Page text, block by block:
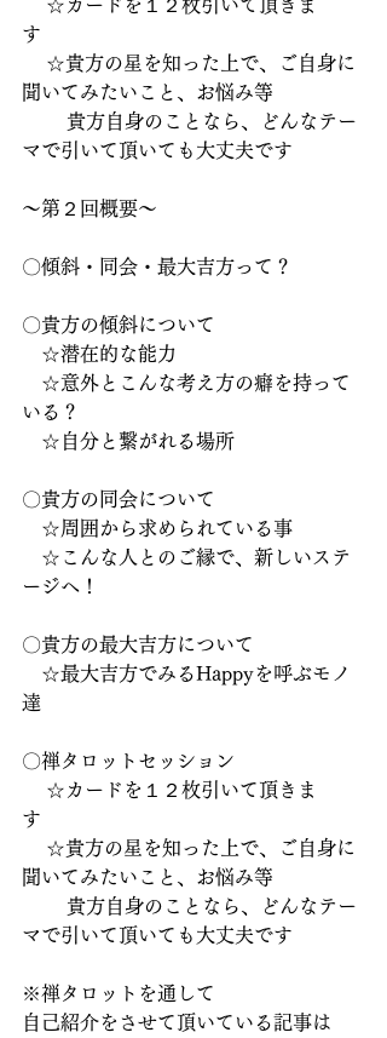
す
聞いてみたいこと、お悩み等
貴方自身のことなら、どんなテー
マで引いて頂いても大丈夫です
～第２回概要～
〇傾斜・同会・最大吉方って？
〇貴方の傾斜について
☆潜在的な能力
☆意外とこんな考え方の癖を持って
いる？
☆自分と繋がれる場所
〇貴方の同会について
☆周囲から求められている事
☆こんな人とのご縁で、新しいステ
ージへ！
〇貴方の最大吉方について
☆最大吉方でみるHappyを呼ぶモノ
達
〇禅タロットセッション
す
聞いてみたいこと、お悩み等
貴方自身のことなら、どんなテー
マで引いて頂いても大丈夫です
※禅タロットを通して
自己紹介をさせて頂いている記事は